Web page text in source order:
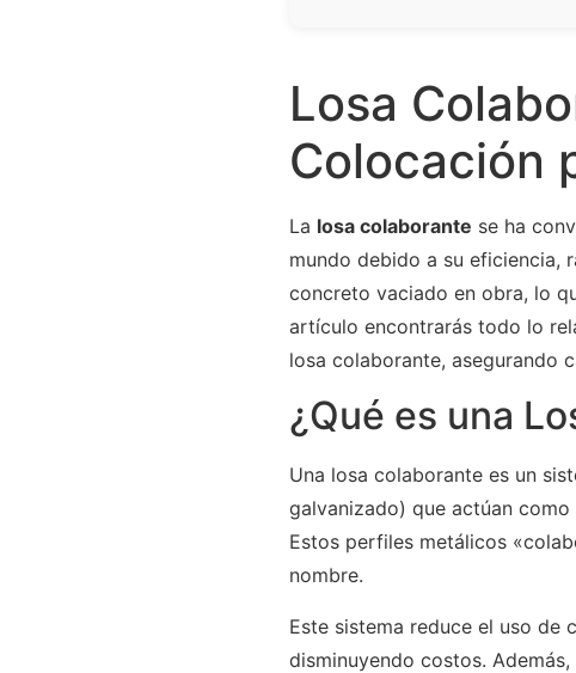
Losa
Colocación
La losa colaborante se ha
mundo debido a su eficiencia,
concreto vaciado en obra, lo
artículo encontrarás todo lo
losa colaborante, asegurando
¿Qué es una
Una losa colaborante es un
galvanizado) que actúan
Estos perfiles metálicos
nombre.
Este sistema reduce el uso
disminuyendo costos.